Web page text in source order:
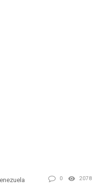
0 2078